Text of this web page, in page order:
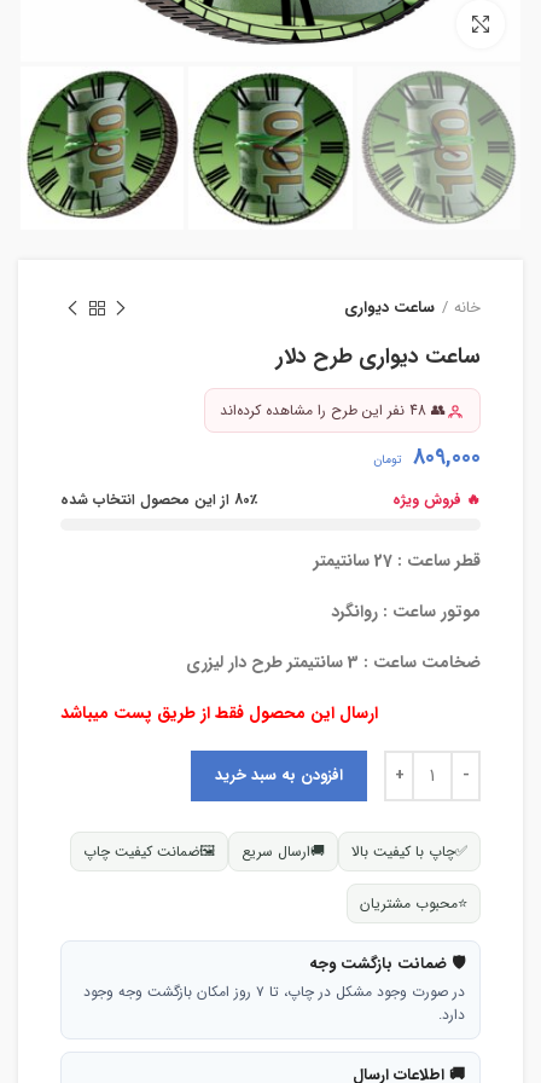
بزرگنمایی تصویر
خانه ساعت دیواری
ساعت دیواری طرح دلار
👥 48 نفر این طرح را مشاهده کرده‌اند
809,000 تومان
🔥 فروش ویژه 80٪ از این محصول انتخاب شده
قطر ساعت : 27 سانتیمتر
موتور ساعت : روانگرد
ضخامت ساعت : 3 سانتیمتر طرح دار لیزری
ارسال این محصول فقط از طریق پست میباشد
افزودن به سبد خرید
✅چاپ با کیفیت بالا 🚚ارسال سریع 🖼ضمانت کیفیت چاپ
⭐محبوب مشتریان
🛡 ضمانت بازگشت وجه
در صورت وجود مشکل در چاپ، تا ۷ روز امکان بازگشت وجه وجود
دارد.
🚚 اطلاعات ارسال